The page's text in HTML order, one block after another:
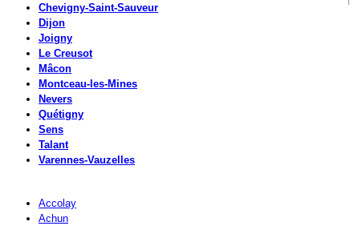
Chevigny-Saint-Sauveur
Dijon
Joigny
Le Creusot
Mâcon
Montceau-les-Mines
Nevers
Quétigny
Sens
Talant
Varennes-Vauzelles
Accolay
Achun